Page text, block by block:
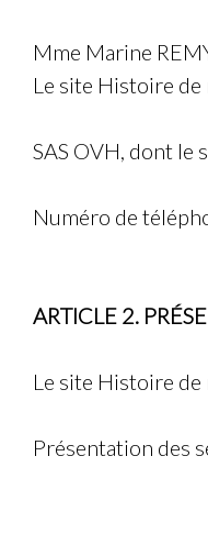
Mme Marine
Le site Histoire de
SAS OVH, dont le
Numéro de
ARTICLE 2.
Le site Histoire de
Présentation des